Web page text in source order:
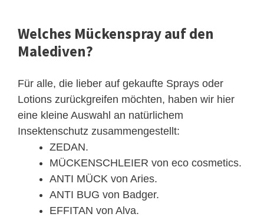
Welches Mückenspray auf den
Malediven?
Für alle, die lieber auf gekaufte Sprays oder
Lotions zurückgreifen möchten, haben wir hier
eine kleine Auswahl an natürlichem
Insektenschutz zusammengestellt:
ZEDAN.
MÜCKENSCHLEIER von eco cosmetics.
ANTI MÜCK von Aries.
ANTI BUG von Badger.
EFFITAN von Alva.